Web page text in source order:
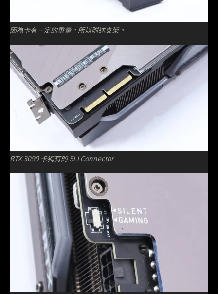
因為卡有一定的重量，所以附送支架。
RTX 3090 卡獨有的 SLI Connector